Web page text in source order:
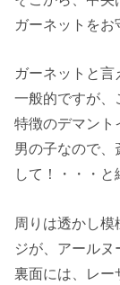
ガーネットをお
ガーネットと
一般的ですが、
特徴のデマント
男の子なので
して！・・・と
周りは透かし
ジが、アールヌ
裏面には、レー